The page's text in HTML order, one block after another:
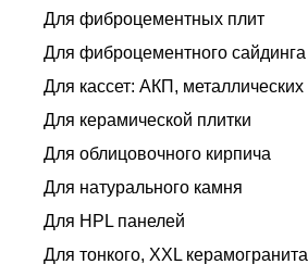
Для фиброцементных плит
Для фиброцементного сайдинга
Для кассет: АКП, металлических
Для керамической плитки
Для облицовочного кирпича
Для натурального камня
Для HPL панелей
Для тонкого, XXL керамогранита